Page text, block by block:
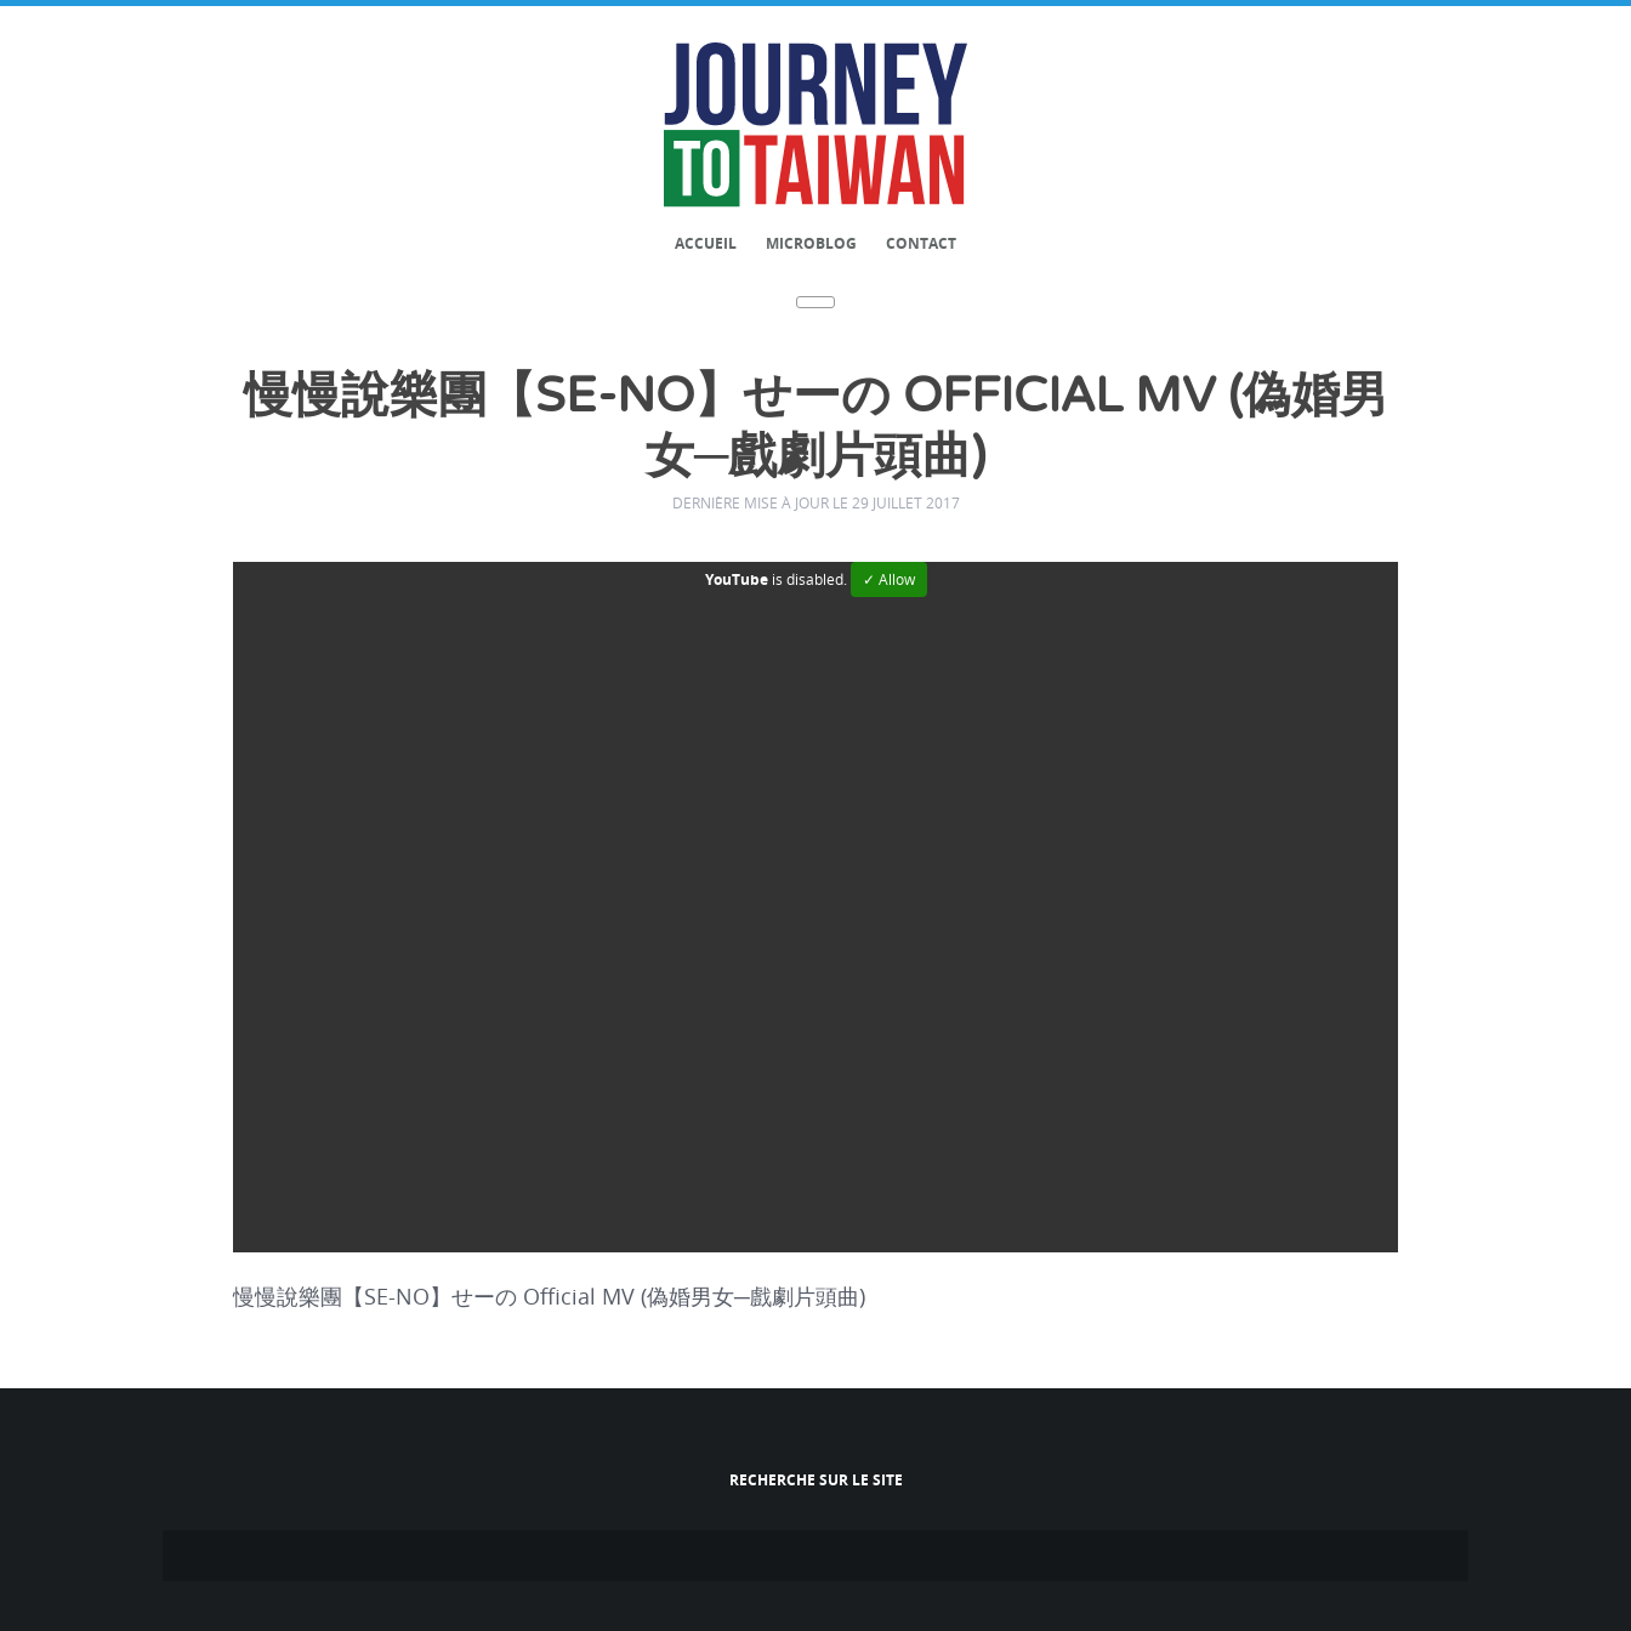
ACCUEIL MICROBLOG CONTACT
慢慢說樂團【SE-NO】せーの OFFICIAL MV (偽婚男
女─戲劇片頭曲)
DERNIÈRE MISE À JOUR LE 29 JUILLET 2017
YouTubeis disabled. ✓ Allow
慢慢說樂團【SE-NO】せーの Official MV (偽婚男女─戲劇片頭曲)
RECHERCHE SUR LE SITE